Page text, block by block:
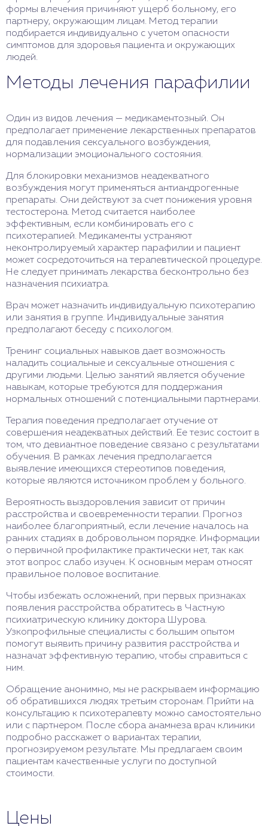
формы влечения причиняют ущерб больному, его
партнеру, окружающим лицам. Метод терапии
подбирается индивидуально с учетом опасности
симптомов для здоровья пациента и окружающих
людей.
Методы лечения парафилии
Один из видов лечения — медикаментозный. Он
предполагает применение лекарственных препаратов
для подавления сексуального возбуждения,
нормализации эмоционального состояния.
Для блокировки механизмов неадекватного
возбуждения могут применяться антиандрогенные
препараты. Они действуют за счет понижения уровня
тестостерона. Метод считается наиболее
эффективным, если комбинировать его с
психотерапией. Медикаменты устраняют
неконтролируемый характер парафилии и пациент
может сосредоточиться на терапевтической процедуре.
Не следует принимать лекарства бесконтрольно без
назначения психиатра.
Врач может назначить индивидуальную психотерапию
или занятия в группе. Индивидуальные занятия
предполагают беседу с психологом.
Тренинг социальных навыков дает возможность
наладить социальные и сексуальные отношения с
другими людьми. Целью занятий является обучение
навыкам, которые требуются для поддержания
нормальных отношений с потенциальными партнерами.
Терапия поведения предполагает отучение от
совершения неадекватных действий. Ее тезис состоит в
том, что девиантное поведение связано с результатами
обучения. В рамках лечения предполагается
выявление имеющихся стереотипов поведения,
которые являются источником проблем у больного.
Вероятность выздоровления зависит от причин
расстройства и своевременности терапии. Прогноз
наиболее благоприятный, если лечение началось на
ранних стадиях в добровольном порядке. Информации
о первичной профилактике практически нет, так как
этот вопрос слабо изучен. К основным мерам относят
правильное половое воспитание.
Чтобы избежать осложнений, при первых признаках
появления расстройства обратитесь в Частную
психиатрическую клинику доктора Шурова.
Узкопрофильные специалисты с большим опытом
помогут выявить причину развития расстройства и
назначат эффективную терапию, чтобы справиться с
ним.
Обращение анонимно, мы не раскрываем информацию
об обратившихся людях третьим сторонам. Прийти на
консультацию к психотерапевту можно самостоятельно
или с партнером. После сбора анамнеза врач клиники
подробно расскажет о вариантах терапии,
прогнозируемом результате. Мы предлагаем своим
пациентам качественные услуги по доступной
стоимости.
Цены